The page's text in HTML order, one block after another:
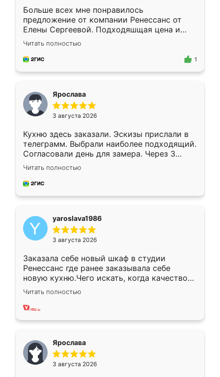
Больше всех мне понравилось
предложение от компании Ренессанс от
Елены Сергеевой. Подходяшщая цена и
короткие сроки изготовления. Приехавший
для замера сотрудник Владислав
предложил по моему эскизу самый
Читать полностью
1
Ярослава
3 августа 2026
Кухню здесь заказали. Эскизы прислали в
телеграмм. Выбрали наиболее подходящий.
Согласовали день для замера. Через 3
недели кухня была уже готова. Остались
довольны работой. Спасибо Ренессанс
мебель за качественную работу!
Читать полностью
yaroslava1986
3 августа 2026
Заказала себе новый шкаф в студии
Ренессанс где ранее заказывала себе
новую кухню.Чего искать, когда качеством
вполне довольна. Служит кухня уже почти
два года, нареканий нет.
Читать полностью
Ярослава
3 августа 2026